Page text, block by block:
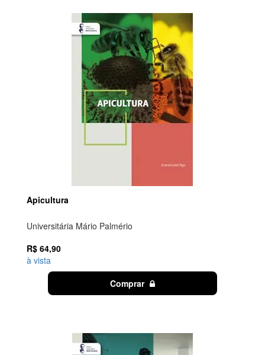
Apicultura
Universitária Mário Palmério
R$ 64,90
à vista
Comprar